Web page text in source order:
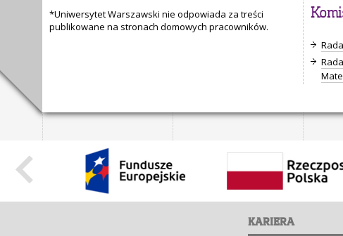
*Uniwersytet Warszawski nie odpowiada za treści
publikowane na stronach domowych pracowników.
KARIERA